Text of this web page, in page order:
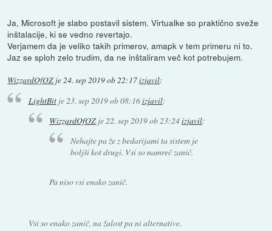
Ja, Microsoft je slabo postavil sistem. Virtualke so praktično sveže
inštalacije, ki se vedno revertajo.
Verjamem da je veliko takih primerov, amapk v tem primeru ni to.
Jaz se sploh zelo trudim, da ne inštaliram več kot potrebujem.
WizzardOfOZ je24. sep 2019 ob 22:17izjavil:
LightBitje23. sep 2019 ob 08:16izjavil:
WizzardOfOZje 22. sep 2019 ob 23:24izjavil:
Nehajte pa že z bedarijami ta sistem je
boljši kot drugi. Vsi so namreč zanič.
Pa niso vsi enako zanič.
Vsi so enako zanič, na žalost pa ni alternative.